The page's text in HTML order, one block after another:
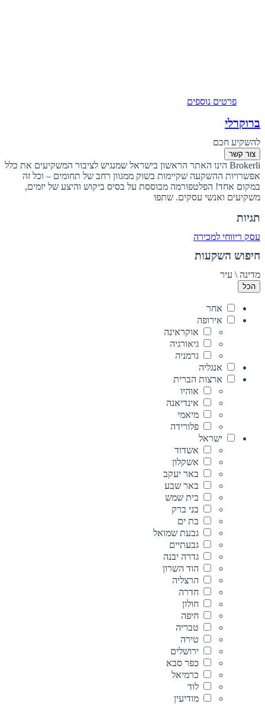
פרטים נוספים
ברוקרלי
להשקיע חכם
צור קשר
Brokerli הינו האתר הראשון בישראל שמנגיש לציבור המשקיעים את כלל
אפשרויות ההשקעה שקיימות בשוק ממגוון רחב של תחומים – וכל זה
במקום אחד! הפלטפורמה מבוססת על בסיס ביקוש והיצע של יזמים,
משקיעים ואנשי עסקים. שתפו
תגיות
עסק ריווחי למכירה
חיפוש השקעות
מדינה \ עיר
הכל
אחר
אירופה
אוקראינה
גיאורגיה
גרמניה
אנגליה
ארצות הברית
אוהיו
אינדיאנה
מיאמי
פלורידה
ישראל
אשדוד
אשקלון
באר יעקב
באר שבע
בית שמש
בני ברק
בת ים
גבעת שמואל
גבעתיים
גדרה יבנה
הוד השרון
הרצליה
חדרה
חולון
חיפה
טבריה
טירה
ירושלים
כפר סבא
כרמיאל
לוד
מודיעין